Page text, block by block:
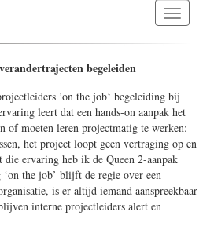
Laat
de
begeleiden
’on the job‘ begeleiding bij
leert dat een hands-on aanpak het
of moeten leren projectmatig te werken:
het project loopt geen vertraging op en
ervaring heb ik de Queen 2-aanpak
the job’ blijft de regie over een
is er altijd iemand aanspreekbaar
interne projectleiders alert en